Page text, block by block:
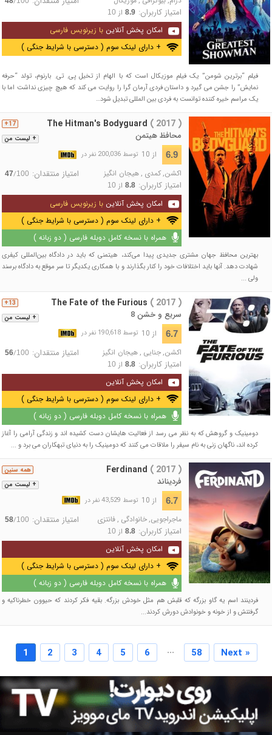
امتیاز کاربران: 8.9از 10
امکان پخش آنلاین با زیرنویس فارسی
+ دارای لینک سوم ( دسترسی با شرایط جنگی )
فیلم “برترین شومن” یک فیلم موزیکال است که با الهام از تخیل پی. تی. بارنوم، تولد “حرفه
نمایش” را جشن می گیرد و داستان فردی آرمان گرا را روایت می کند که هیچ چیزی نداشت اما با
یک مراسم خیره کننده توانست به فردی بین المللی تبدیل شود…
+ لیست من
17+ The Hitman's Bodyguard ( 2017 )
محافظ هیتمن
6.9 از 10 توسط 200,036 نفر در
اکشن,کمدی ,هیجان انگیز امتیاز منتقدان: 47/100
امتیاز کاربران: 8.8از 10
امکان پخش آنلاین با زیرنویس فارسی
+ دارای لینک سوم ( دسترسی با شرایط جنگی )
همراه با نسخه کامل دوبله فارسی ( دو زبانه )
بهترین محافظ جهان مشتری جدیدی پیدا می‌کند، هیتمنی که باید در دادگاه بین‌المللی کیفری
شهادت دهد. آنها باید اختلافات خود را کنار بگذارند و با همکاری یکدیگر تا سر موقع به دادگاه برسند
ولی ...
+ لیست من
13+ The Fate of the Furious ( 2017 )
سریع و خشن 8
6.7 از 10 توسط 190,618 نفر در
اکشن, جنایی , هیجان انگیز امتیاز منتقدان: 56/100
امتیاز کاربران: 8.8از 10
امکان پخش آنلاین
+ دارای لینک سوم ( دسترسی با شرایط جنگی )
همراه با نسخه کامل دوبله فارسی ( دو زبانه )
دومینیک و گروهش که به نظر می رسد از فعالیت هایشان دست کشیده اند و زندگی آرامی را آغاز
کرده اند، ناگهان زنی به نام سیفر را ملاقات می کنند که دومینیک را به دنیای تبهکاران می برد و ...
+ لیست من
همه سنین Ferdinand ( 2017 )
فردیناند
6.7 از 10 توسط 43,529 نفر در
ماجراجویی,خانوادگی ,فانتزی امتیاز منتقدان: 58/100
امتیاز کاربران: 8.8از 10
امکان پخش آنلاین
+ دارای لینک سوم ( دسترسی با شرایط جنگی )
همراه با نسخه کامل دوبله فارسی ( دو زبانه )
فردینند اسم یه گاو بزرگه که قلبش هم مثل خودش بزرگه. بقیه فکر کردند که حیوون خطرناکیه و
گرفتنش و از خونه و خونوادش دورش کردند...
1 2 3 4 5 6 ... 58 Next »